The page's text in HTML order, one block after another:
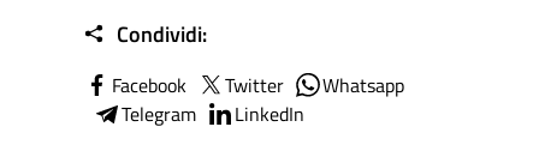
Condividi:
Facebook Twitter
Whatsapp
Telegram
LinkedIn